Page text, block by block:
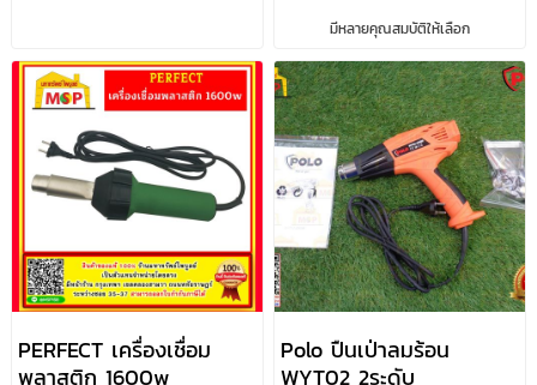
มีหลายคุณสมบัติให้เลือก
PERFECT เครื่องเชื่อม
พลาสติก 1600w
Polo ปืนเป่าลมร้อน
WYT02 2ระดับ